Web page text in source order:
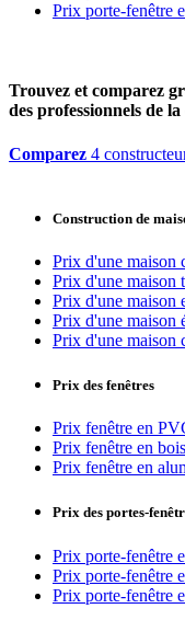
Prix porte-fenêtre
Trouvez et comparez
des professionnels de
Comparez 4
Construction de
Prix d'une maison
Prix d'une maison
Prix d'une maison
Prix d'une maison
Prix d'une maison
Prix des fenêtres
Prix fenêtre en
Prix fenêtre en bois
Prix fenêtre en
Prix des portes-
Prix porte-fenêtre
Prix porte-fenêtre
Prix porte-fenêtre